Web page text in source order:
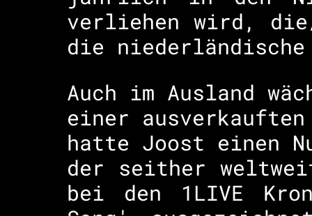
verliehen wird,
die
Auch im Ausland
einer
hatte Joost einen
der seither
bei den 1LIVE